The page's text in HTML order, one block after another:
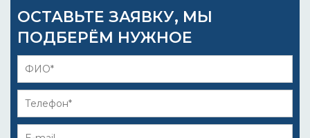
ОСТАВЬТЕ ЗАЯВКУ, МЫ
ПОДБЕРЁМ НУЖНОЕ